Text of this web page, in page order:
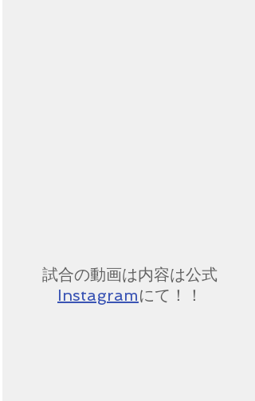
試合の動画は内容は公式
Instagramにて！！